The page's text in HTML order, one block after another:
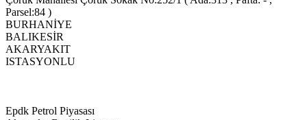
Parsel:84 )
BURHANİYE
BALIKESİR
AKARYAKIT
ISTASYONLU
Epdk Petrol Piyasası